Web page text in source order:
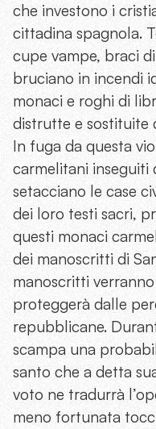
che investono i
cittadina spagnola.
cupe vampe, braci
bruciano in incendi
monaci e roghi di
distrutte e sostituite
In fuga da questa
carmelitani inseguiti
setacciano le case
dei loro testi sacri,
questi monaci
dei manoscritti di
manoscritti
proteggerà dalle
repubblicane.
scampa una
santo che a detta
voto ne tradurrà
meno fortunata